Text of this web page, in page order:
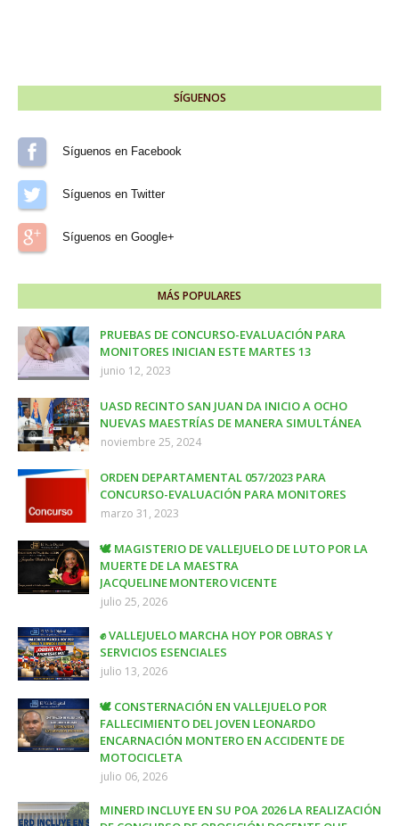
SÍGUENOS
Síguenos en Facebook
Síguenos en Twitter
Síguenos en Google+
MÁS POPULARES
PRUEBAS DE CONCURSO-EVALUACIÓN PARA
MONITORES INICIAN ESTE MARTES 13
junio 12, 2023
UASD RECINTO SAN JUAN DA INICIO A OCHO
NUEVAS MAESTRÍAS DE MANERA SIMULTÁNEA
noviembre 25, 2024
ORDEN DEPARTAMENTAL 057/2023 PARA
CONCURSO-EVALUACIÓN PARA MONITORES
marzo 31, 2023
🕊️ MAGISTERIO DE VALLEJUELO DE LUTO POR LA
MUERTE DE LA MAESTRA
JACQUELINE MONTERO VICENTE
julio 25, 2026
✊ VALLEJUELO MARCHA HOY POR OBRAS Y
SERVICIOS ESENCIALES
julio 13, 2026
🕊️ CONSTERNACIÓN EN VALLEJUELO POR
FALLECIMIENTO DEL JOVEN LEONARDO
ENCARNACIÓN MONTERO EN ACCIDENTE DE
MOTOCICLETA
julio 06, 2026
MINERD INCLUYE EN SU POA 2026 LA REALIZACIÓN